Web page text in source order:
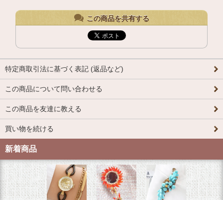
この商品を共有する
特定商取引法に基づく表記 (返品など)
この商品について問い合わせる
この商品を友達に教える
買い物を続ける
新着商品